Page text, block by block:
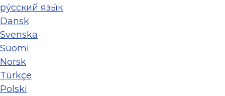
ру́сский язы́к
Dansk
Svenska
Suomi
Norsk
Türkçe
Polski